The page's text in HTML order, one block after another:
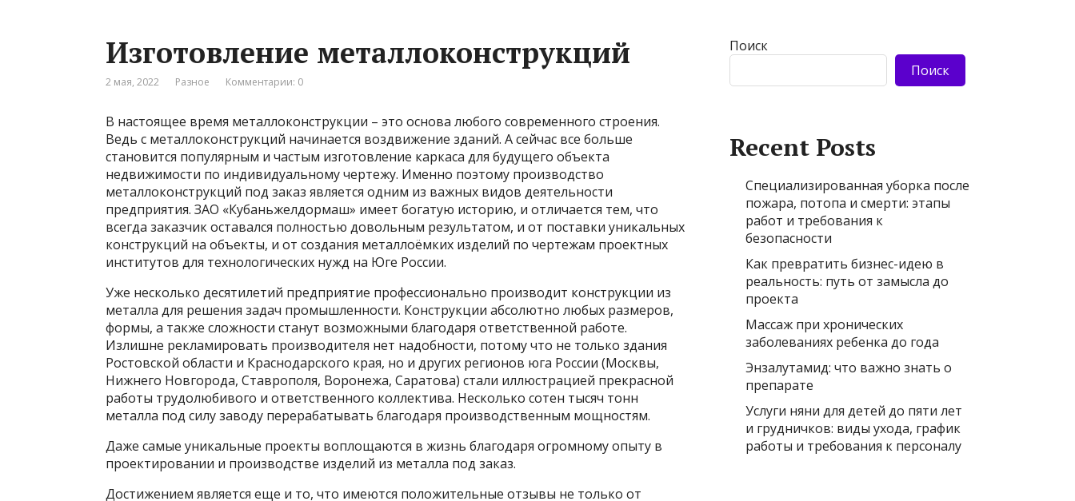
Изготовление металлоконструкций
2 мая, 2022 Разное Комментарии: 0
В настоящее время металлоконструкции – это основа любого современного строения.
Ведь с металлоконструкций начинается воздвижение зданий. А сейчас все больше
становится популярным и частым изготовление каркаса для будущего объекта
недвижимости по индивидуальному чертежу. Именно поэтому производство
металлоконструкций под заказ является одним из важных видов деятельности
предприятия. ЗАО «Кубаньжелдормаш» имеет богатую историю, и отличается тем, что
всегда заказчик оставался полностью довольным результатом, и от поставки уникальных
конструкций на объекты, и от создания металлоёмких изделий по чертежам проектных
институтов для технологических нужд на Юге России.
Уже несколько десятилетий предприятие профессионально производит конструкции из
металла для решения задач промышленности. Конструкции абсолютно любых размеров,
формы, а также сложности станут возможными благодаря ответственной работе.
Излишне рекламировать производителя нет надобности, потому что не только здания
Ростовской области и Краснодарского края, но и других регионов юга России (Москвы,
Нижнего Новгорода, Ставрополя, Воронежа, Саратова) стали иллюстрацией прекрасной
работы трудолюбивого и ответственного коллектива. Несколько сотен тысяч тонн
металла под силу заводу перерабатывать благодаря производственным мощностям.
Даже самые уникальные проекты воплощаются в жизнь благодаря огромному опыту в
проектировании и производстве изделий из металла под заказ.
Достижением является еще и то, что имеются положительные отзывы не только от
Поиск
Поиск
Recent Posts
Специализированная уборка после
пожара, потопа и смерти: этапы
работ и требования к
безопасности
Как превратить бизнес-идею в
реальность: путь от замысла до
проекта
Массаж при хронических
заболеваниях ребенка до года
Энзалутамид: что важно знать о
препарате
Услуги няни для детей до пяти лет
и грудничков: виды ухода, график
работы и требования к персоналу